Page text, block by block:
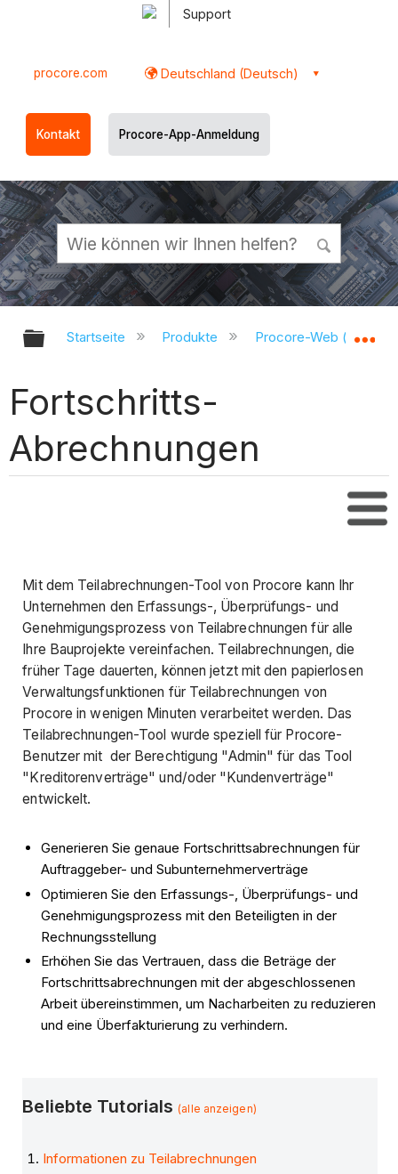
Support
procore.com Deutschland (Deutsch)
Kontakt Procore-App-Anmeldung
Globale Hierarchie auf- und
Startseite Produkte Procore-Web
Fortschritts-
Abrechnungen
Mit dem Teilabrechnungen-Tool von Procore kann Ihr
Unternehmen den Erfassungs-, Überprüfungs- und
Genehmigungsprozess von Teilabrechnungen für alle
Ihre Bauprojekte vereinfachen. Teilabrechnungen, die
früher Tage dauerten, können jetzt mit den papierlosen
Verwaltungsfunktionen für Teilabrechnungen von
Procore in wenigen Minuten verarbeitet werden. Das
Teilabrechnungen-Tool wurde speziell für Procore-
Benutzer mit der Berechtigung "Admin" für das Tool
"Kreditorenverträge" und/oder "Kundenverträge"
entwickelt.
Generieren Sie genaue Fortschrittsabrechnungen für
Auftraggeber- und Subunternehmerverträge
Optimieren Sie den Erfassungs-, Überprüfungs- und
Genehmigungsprozess mit den Beteiligten in der
Rechnungsstellung
Erhöhen Sie das Vertrauen, dass die Beträge der
Fortschrittsabrechnungen mit der abgeschlossenen
Arbeit übereinstimmen, um Nacharbeiten zu reduzieren
und eine Überfakturierung zu verhindern.
Beliebte Tutorials(alle anzeigen)
Informationen zu Teilabrechnungen